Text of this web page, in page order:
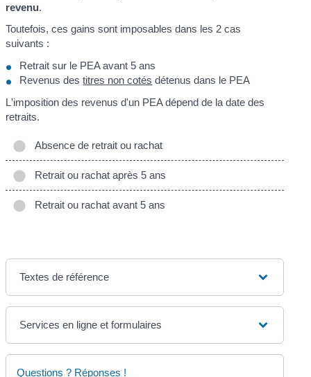
revenu.
Toutefois, ces gains sont imposables dans les 2 cas
suivants :
Retrait sur le PEA avant 5 ans
Revenus destitres non cotés détenus dans le PEA
L'imposition des revenus d'un PEA dépend de la date des
retraits.
Absence de retrait ou rachat
Retrait ou rachat après 5 ans
Retrait ou rachat avant 5 ans
Textes de référence
Services en ligne et formulaires
Questions ? Réponses !